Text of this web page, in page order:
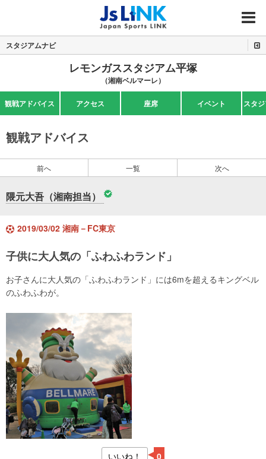
MENU
スタジアムナビ
レモンガススタジアム平塚
（湘南ベルマーレ）
観戦アドバイス アクセス 座席 イベント スタ
観戦アドバイス
前へ 一覧 次へ
隈元大吾（湘南担当）
2019/03/02 湘南－FC東京
子供に大人気の「ふわふわランド」
お子さんに大人気の「ふわふわランド」には6mを超えるキングベル
のふわふわが。
いいね！ 0